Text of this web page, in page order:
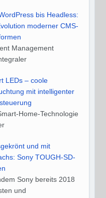
bis Headless:
moderner CMS-
Management
LEDs – coole
mit intelligenter
Home-Technologie
und mit
Sony TOUGH-SD-
Sony bereits 2018
und